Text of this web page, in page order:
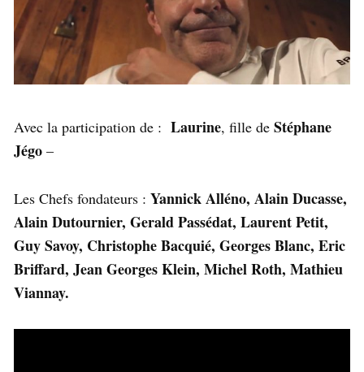
Avec la participation de : Laurine, fille de Stéphane
Jégo –
Les Chefs fondateurs : Yannick Alléno, Alain Ducasse,
Alain Dutournier, Gerald Passédat, Laurent Petit,
Guy Savoy, Christophe Bacquié, Georges Blanc, Eric
Briffard, Jean Georges Klein, Michel Roth, Mathieu
Viannay.